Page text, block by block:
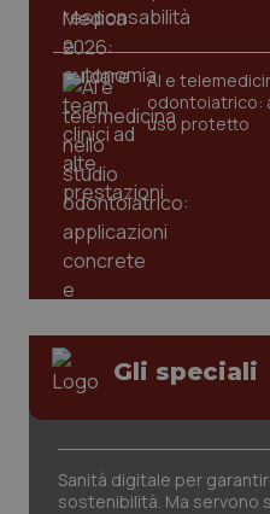
AI e
odontoiatrico:
uso protetto
Gli speciali
Sanità digitale per
sostenibilità. Ma servono